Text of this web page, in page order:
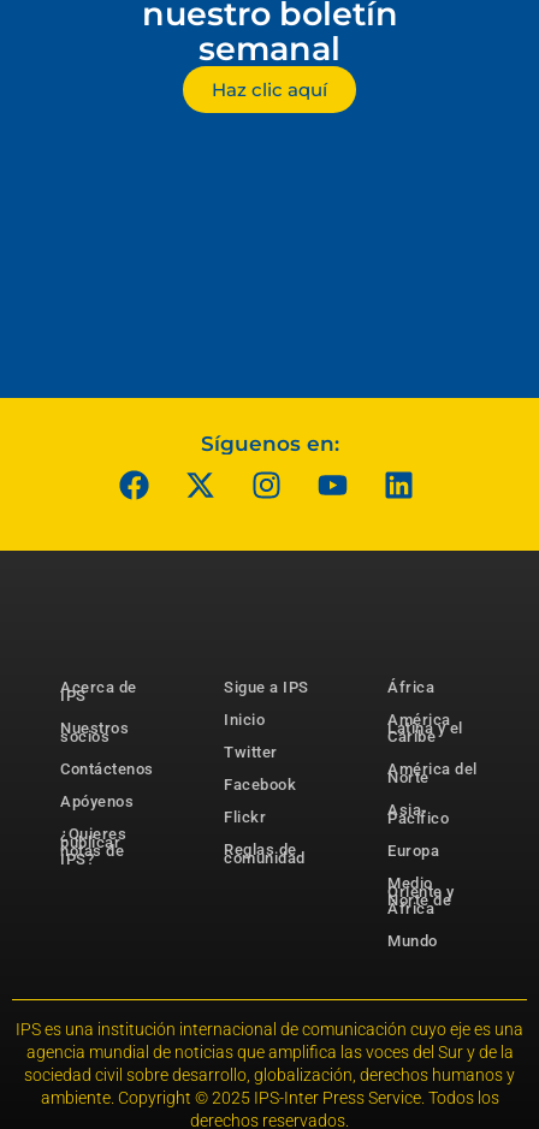
nuestro boletín
semanal
Haz clic aquí
Síguenos en:
Acerca de
IPS
Nuestros
socios
Contáctenos
Apóyenos
¿Quieres
publicar
notas de
IPS?
Sigue a IPS
Inicio
Twitter
Facebook
Flickr
Reglas de
comunidad
África
América
Latina y el
Caribe
América del
Norte
Asia-
Pacífico
Europa
Medio
Oriente y
Norte de
África
Mundo
IPS es una institución internacional de comunicación cuyo eje es una
agencia mundial de noticias que amplifica las voces del Sur y de la
sociedad civil sobre desarrollo, globalización, derechos humanos y
ambiente. Copyright © 2025 IPS-Inter Press Service. Todos los
derechos reservados.